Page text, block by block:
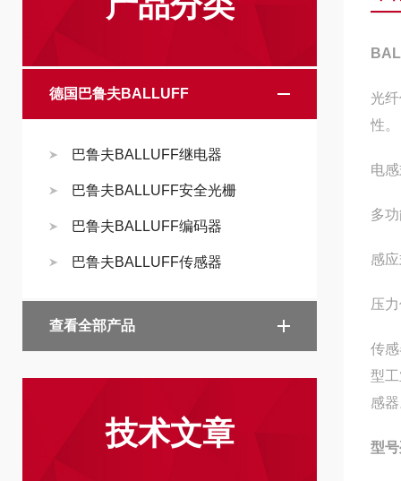
德国巴鲁夫BALLUFF
巴鲁夫BALLUFF继电器
巴鲁夫BALLUFF安全光栅
巴鲁夫BALLUFF编码器
巴鲁夫BALLUFF传感器
查看全部产品
技术文章
光
性‌。
电
多
感
压
传
型
感
型